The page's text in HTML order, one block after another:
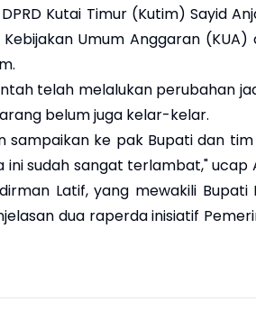
Kutai Timur (Kutim) Sayid
Umum Anggaran (KUA)
telah melalukan perubahan
belum juga kelar-kelar.
sampaikan ke pak Bupati dan
ini sudah sangat terlambat," ucap
Latif, yang mewakili
dua raperda inisiatif